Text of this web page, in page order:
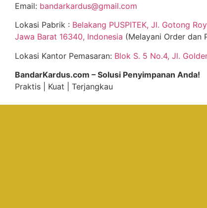
Email: bandarkardus@gmail.com
Lokasi Pabrik : Belakang PUSPITEK, Jl. Gotong
Jawa Barat 16340, Indonesia (Melayani Order dan
Lokasi Kantor Pemasaran: Blok S. 5 No.4, Jl.
BandarKardus.com – Solusi Penyimpanan Anda!
Praktis | Kuat | Terjangkau